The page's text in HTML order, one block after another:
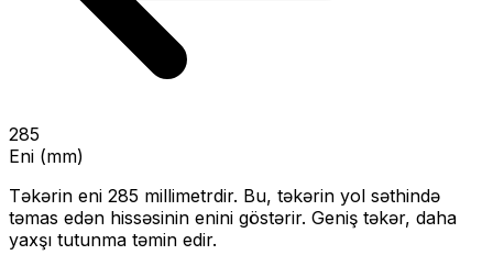
285
Eni (mm)
Təkərin eni 285 millimetrdir. Bu, təkərin yol səthində
təmas edən hissəsinin enini göstərir. Geniş təkər, daha
yaxşı tutunma təmin edir.